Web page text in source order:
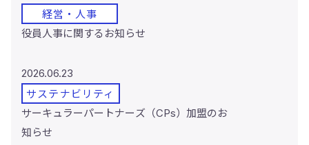
経営・人事
役員人事に関するお知らせ
2026.06.23
サステナビリティ
サーキュラーパートナーズ（CPs）加盟のお
知らせ